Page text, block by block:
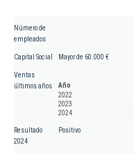
Número de
empleados
Capital Social Mayor de 60.000 €
Ventas
últimos años
Año
2022
2023
2024
Resultado
2024
Positivo